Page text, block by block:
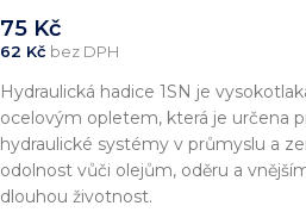
75 Kč
62 Kč bez DPH
Hydraulická hadice 1SN je
ocelovým opletem, která je určena
hydraulické systémy v průmyslu a
odolnost vůči olejům, oděru a
dlouhou životnost.